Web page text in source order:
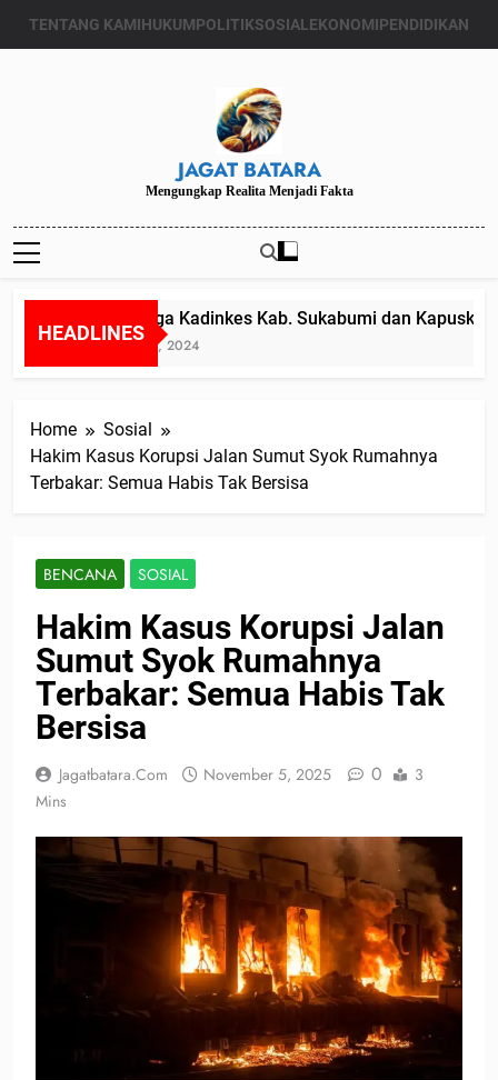
TENTANG KAMIHUKUMPOLITIKSOSIALEKONOMIPENDIDIKAN
JAGAT BATARA
Mengungkap Realita Menjadi Fakta
HEADLINES
Diduga Kadinkes Kab. Sukabumi dan
Juli 24, 2024
Home
Sosial
Hakim Kasus Korupsi Jalan Sumut Syok Rumahnya
Terbakar: Semua Habis Tak Bersisa
BENCANA SOSIAL
Hakim Kasus Korupsi Jalan
Sumut Syok Rumahnya
Terbakar: Semua Habis Tak
Bersisa
Jagatbatara.com November 5, 2025 0
3
Mins